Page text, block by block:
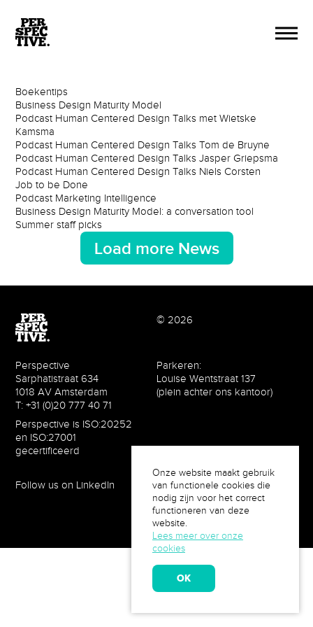
Onze website maakt gebruik
van functionele cookies die
nodig zijn voor het correct
functioneren van deze
website.
Lees meer over onze
cookies
OK
Boekentips
Business Design Maturity Model
Podcast Human Centered Design Talks met Wietske
Kamsma
Podcast Human Centered Design Talks Tom de Bruyne
Podcast Human Centered Design Talks Jasper Griepsma
Podcast Human Centered Design Talks Niels Corsten
Job to be Done
Podcast Marketing Intelligence
Business Design Maturity Model: a conversation tool
Summer staff picks
Load more News
© 2026
Perspective
Sarphatistraat 634
1018 AV Amsterdam
T: +31 (0)20 777 40 71
Perspective is ISO:20252
en ISO:27001
gecertificeerd
Parkeren:
Louise Wentstraat 137
(plein achter ons kantoor)
Follow us on LinkedIn Privacy Policy